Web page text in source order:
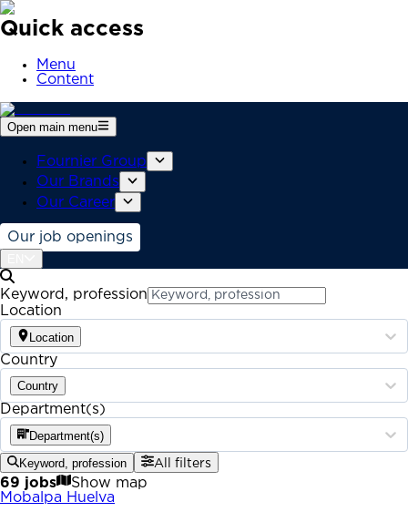
Quick access
Menu
Content
Open main menu
Fournier Group
Our Brands
Our Career
Our job openings
Keyword, profession
Location
Location
Country
Country
Department(s)
Department(s)
Keyword, profession All filters
69 jobs
Show map
Mobalpa Huelva